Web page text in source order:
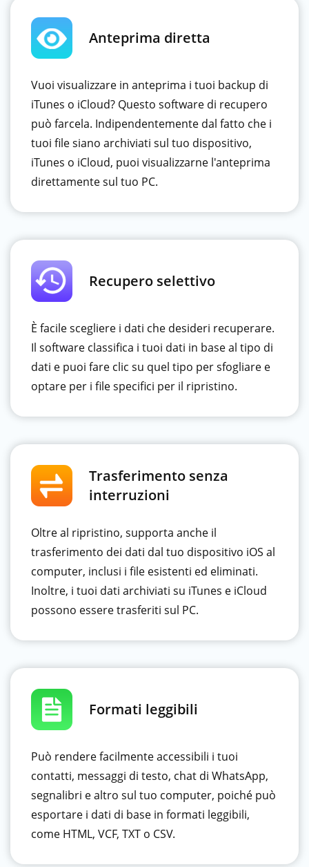
Anteprima diretta
Vuoi visualizzare in anteprima i tuoi backup di
iTunes o iCloud? Questo software di recupero
può farcela. Indipendentemente dal fatto che i
tuoi file siano archiviati sul tuo dispositivo,
iTunes o iCloud, puoi visualizzarne l'anteprima
direttamente sul tuo PC.
Recupero selettivo
È facile scegliere i dati che desideri recuperare.
Il software classifica i tuoi dati in base al tipo di
dati e puoi fare clic su quel tipo per sfogliare e
optare per i file specifici per il ripristino.
Trasferimento senza
interruzioni
Oltre al ripristino, supporta anche il
trasferimento dei dati dal tuo dispositivo iOS al
computer, inclusi i file esistenti ed eliminati.
Inoltre, i tuoi dati archiviati su iTunes e iCloud
possono essere trasferiti sul PC.
Formati leggibili
Può rendere facilmente accessibili i tuoi
contatti, messaggi di testo, chat di WhatsApp,
segnalibri e altro sul tuo computer, poiché può
esportare i dati di base in formati leggibili,
come HTML, VCF, TXT o CSV.